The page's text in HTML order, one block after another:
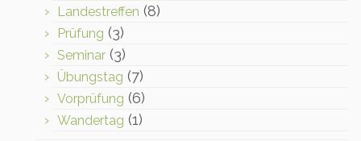
Landestreffen (8)
Prüfung (3)
Seminar (3)
Übungstag (7)
Vorprüfung (6)
Wandertag (1)